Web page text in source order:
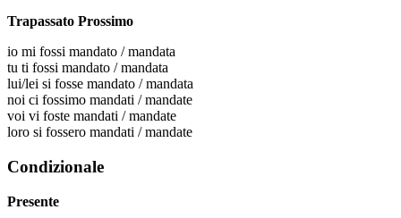
Trapassato Prossimo
io mi fossi mandato / mandata
tu ti fossi mandato / mandata
lui/lei si fosse mandato / mandata
noi ci fossimo mandati / mandate
voi vi foste mandati / mandate
loro si fossero mandati / mandate
Condizionale
Presente